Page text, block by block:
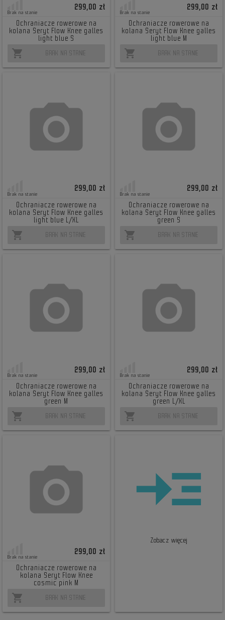
Brak na stanie
299,00 zł
Ochraniacze rowerowe na
kolana Seryt Flow Knee galles
light blue S
shopping_cart BRAK NA STANIE
Brak na stanie
299,00 zł
Ochraniacze rowerowe na
kolana Seryt Flow Knee galles
light blue M
shopping_cart BRAK NA STANIE
Brak na stanie
299,00 zł
Ochraniacze rowerowe na
kolana Seryt Flow Knee galles
light blue L/XL
shopping_cart BRAK NA STANIE
Brak na stanie
299,00 zł
Ochraniacze rowerowe na
kolana Seryt Flow Knee galles
green S
shopping_cart BRAK NA STANIE
Brak na stanie
299,00 zł
Ochraniacze rowerowe na
kolana Seryt Flow Knee galles
green M
shopping_cart BRAK NA STANIE
Brak na stanie
299,00 zł
Ochraniacze rowerowe na
kolana Seryt Flow Knee galles
green L/XL
shopping_cart BRAK NA STANIE
Brak na stanie
299,00 zł
Ochraniacze rowerowe na
kolana Seryt Flow Knee
cosmic pink M
shopping_cart BRAK NA STANIE
Zobacz więcej